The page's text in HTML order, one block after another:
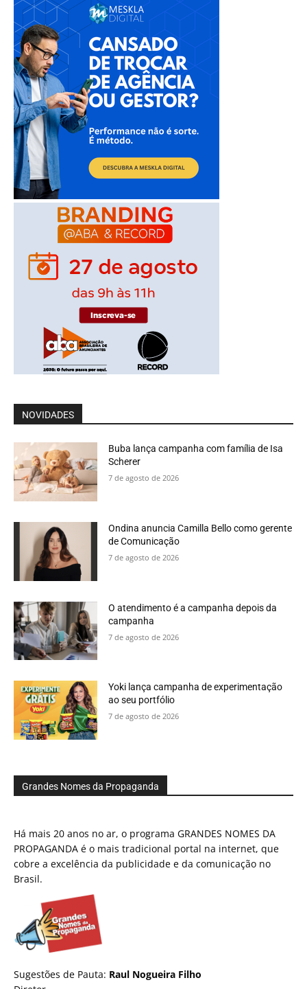
NOVIDADES
Buba lança campanha com família de Isa
Scherer
7 de agosto de 2026
Ondina anuncia Camilla Bello como gerente
de Comunicação
7 de agosto de 2026
O atendimento é a campanha depois da
campanha
7 de agosto de 2026
Yoki lança campanha de experimentação
ao seu portfólio
7 de agosto de 2026
Grandes Nomes da Propaganda
Há mais 20 anos no ar, o programa GRANDES NOMES DA
PROPAGANDA é o mais tradicional portal na internet, que
cobre a excelência da publicidade e da comunicação no
Brasil.
Sugestões de Pauta: Raul Nogueira Filho